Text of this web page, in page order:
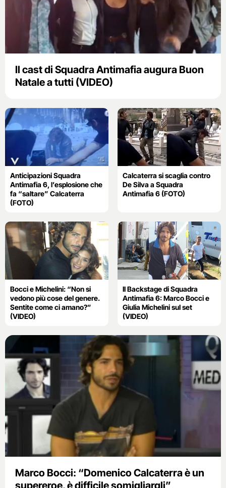
Il cast di Squadra Antimafia augura Buon
Natale a tutti (VIDEO)
Anticipazioni Squadra
Antimafia 6, l’esplosione che
fa “saltare” Calcaterra
(FOTO)
Calcaterra si scaglia contro
De Silva a Squadra
Antimafia 6 (FOTO)
Bocci e Michelini: “Non si
vedono più cose del genere.
Sentite come ci amano?”
(VIDEO)
Il Backstage di Squadra
Antimafia 6: Marco Bocci e
Giulia Michelini sul set
(VIDEO)
Marco Bocci: “Domenico Calcaterra è un
supereroe, è difficile somigliargli”